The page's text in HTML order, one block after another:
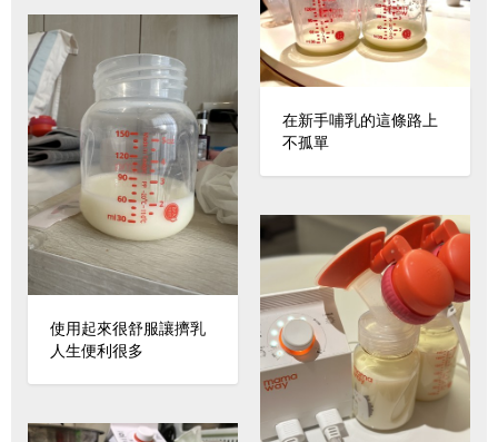
在新手哺乳的這條路上
不孤單
使用起來很舒服讓擠乳
人生便利很多